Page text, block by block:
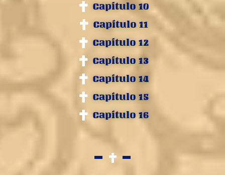
Capítulo 10
Capítulo 11
Capítulo 12
Capítulo 13
Capítulo 14
Capítulo 15
Capítulo 16